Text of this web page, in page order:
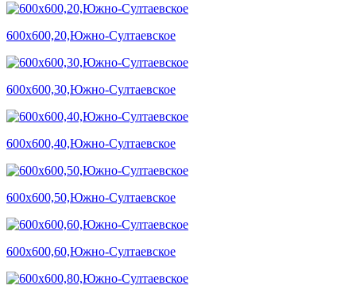
600х600,20,Южно-Султаевское
600х600,30,Южно-Султаевское
600х600,40,Южно-Султаевское
600х600,50,Южно-Султаевское
600х600,60,Южно-Султаевское